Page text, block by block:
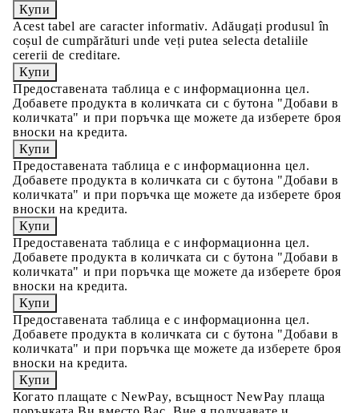
Acest tabel are caracter informativ. Adăugați produsul în
coșul de cumpărături unde veți putea selecta detaliile
cererii de creditare.
Предоставената таблица е с информационна цел.
Добавете продукта в количката си с бутона "Добави в
количката" и при поръчка ще можете да изберете броя
вноски на кредита.
Предоставената таблица е с информационна цел.
Добавете продукта в количката си с бутона "Добави в
количката" и при поръчка ще можете да изберете броя
вноски на кредита.
Предоставената таблица е с информационна цел.
Добавете продукта в количката си с бутона "Добави в
количката" и при поръчка ще можете да изберете броя
вноски на кредита.
Предоставената таблица е с информационна цел.
Добавете продукта в количката си с бутона "Добави в
количката" и при поръчка ще можете да изберете броя
вноски на кредита.
Когато плащате с NewPay, всъщност NewPay плаща